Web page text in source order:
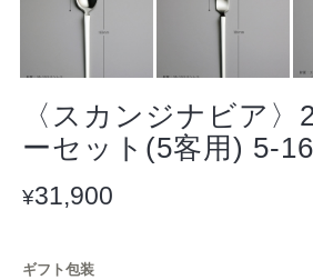
〈スカンジナビア〉
ーセット(5客用) 5-
¥31,900
ギフト包装